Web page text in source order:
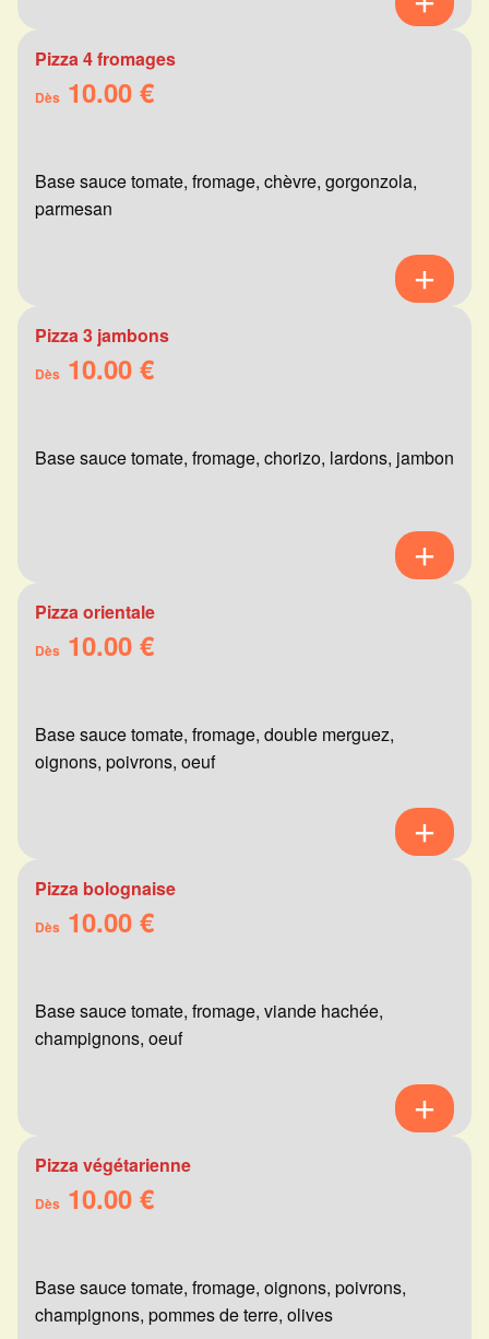
Pizza 4 fromages
Dès 10.00 €
Base sauce tomate, fromage, chèvre, gorgonzola,
parmesan
Pizza 3 jambons
Dès 10.00 €
Base sauce tomate, fromage, chorizo, lardons, jambon
Pizza orientale
Dès 10.00 €
Base sauce tomate, fromage, double merguez,
oignons, poivrons, oeuf
Pizza bolognaise
Dès 10.00 €
Base sauce tomate, fromage, viande hachée,
champignons, oeuf
Pizza végétarienne
Dès 10.00 €
Base sauce tomate, fromage, oignons, poivrons,
champignons, pommes de terre, olives